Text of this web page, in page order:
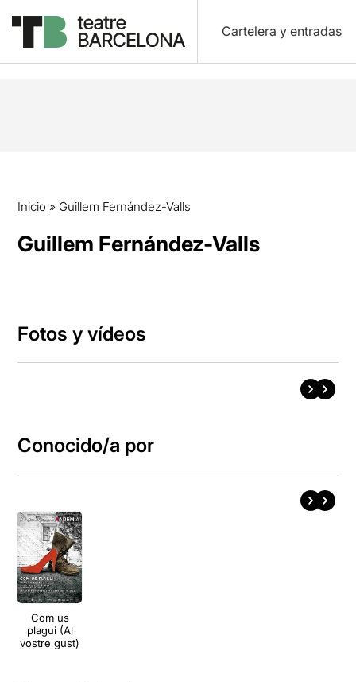
Cartelera y entradas
Inicio » Guillem Fernández-Valls
Guillem Fernández-Valls
Fotos y vídeos
Conocido/a por
Com us
plagui (Al
vostre gust)